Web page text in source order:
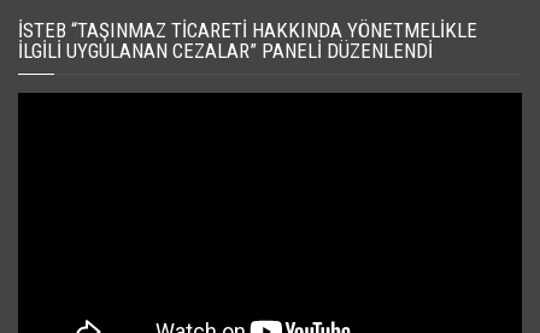
İSTEB “TAŞINMAZ TICARETI HAKKINDA YÖNETMELIKLE
İLGILI UYGULANAN CEZALAR” PANELI DÜZENLENDI